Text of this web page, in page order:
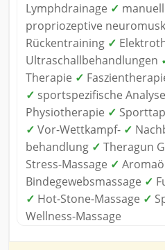
Lymphdrainage ✓
propriozeptive
Rückentraining ✓
Ultraschallbehandlungen
Therapie ✓
✓ sportspezifische
Physiotherapie ✓
✓ Vor-Wettkampf- ✓
behandlung ✓ Theragun
Stress-Massage ✓
Bindegewebsmassage ✓
✓ Hot-Stone-Massage ✓
Wellness-Massage